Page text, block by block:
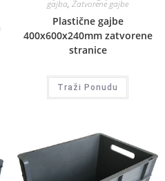
gajba, Zatvorene gajbe
Plastične gajbe
400x600x240mm zatvorene
stranice
Traži Ponudu